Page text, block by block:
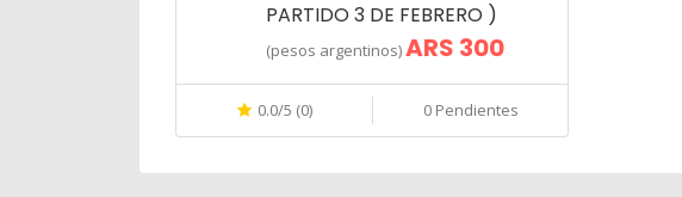
PARTIDO 3 DE FEBRERO )
(pesos argentinos)ARS 300
0.0/5 (0) 0 Pendientes